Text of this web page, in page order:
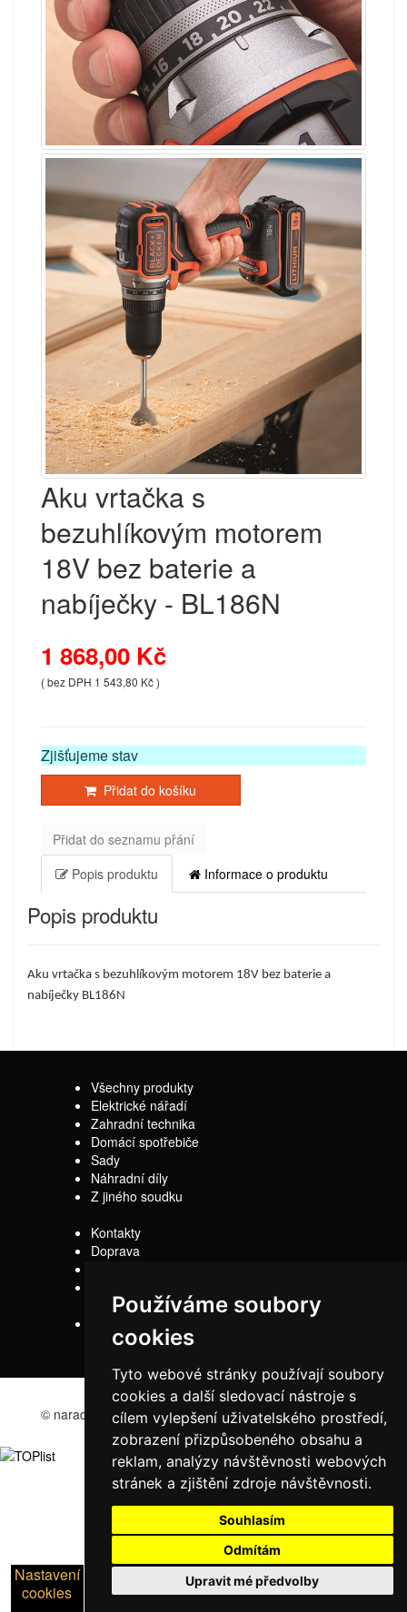
Používáme soubory
cookies
Tyto webové stránky používají soubory
cookies a další sledovací nástroje s
cílem vylepšení uživatelského prostředí,
zobrazení přizpůsobeného obsahu a
reklam, analýzy návštěvnosti webových
stránek a zjištění zdroje návštěvnosti.
Souhlasím
Odmítám
Upravit mé předvolby
Aku vrtačka s
bezuhlíkovým motorem
18V bez baterie a
nabíječky - BL186N
1 868,00 Kč
( bez DPH 1 543,80 Kč )
Zjišťujeme stav
Přidat do košíku
Přidat do seznamu přání
Popis produktu
Informace o produktu
Popis produktu
Aku vrtačka s bezuhlíkovým motorem 18V bez baterie a
nabíječky BL186N
Nastavení
cookies
Všechny produkty
Elektrické nářadí
Zahradní technika
Domácí spotřebiče
Sady
Náhradní díly
Z jiného soudku
Kontakty
Doprava
podmínky
Reklamační řád
© naradi-bd.cz 2016